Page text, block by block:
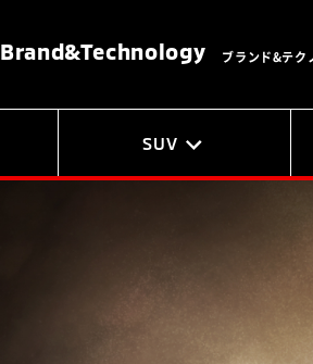
Brand&Technology ブランド&テク
SUV